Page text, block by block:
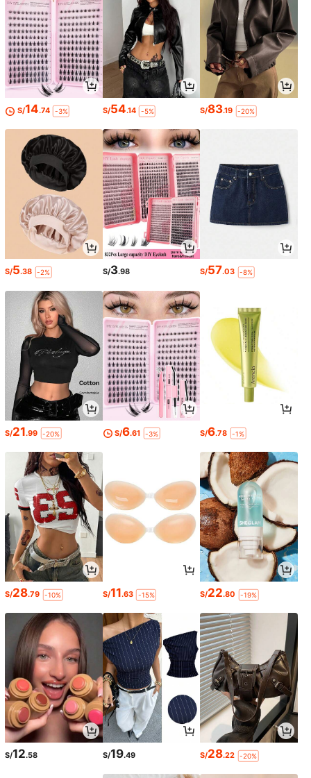
S/14.74 -3% S/54.14 -5% S/83.19 -20%
S/5.38 -2% S/3.98 S/57.03 -8%
S/21.99 -20% S/6.61 -3% S/6.78 -1%
S/28.79 -10% S/11.63 -15% S/22.80 -19%
S/12.58 S/19.49 S/28.22 -20%